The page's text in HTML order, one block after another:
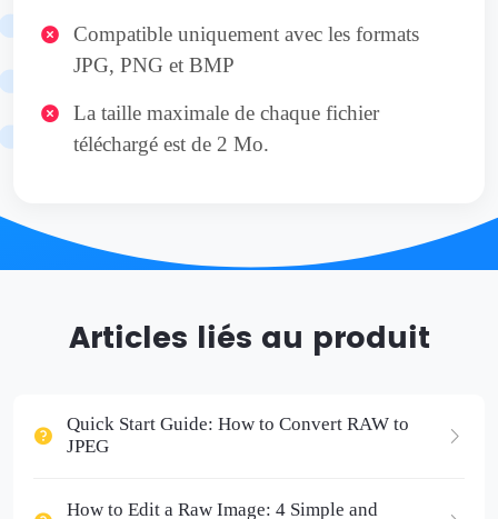
Compatible uniquement avec les formats
JPG, PNG et BMP
La taille maximale de chaque fichier
téléchargé est de 2 Mo.
Articles liés au produit
Quick Start Guide: How to Convert RAW to
JPEG
How to Edit a Raw Image: 4 Simple and